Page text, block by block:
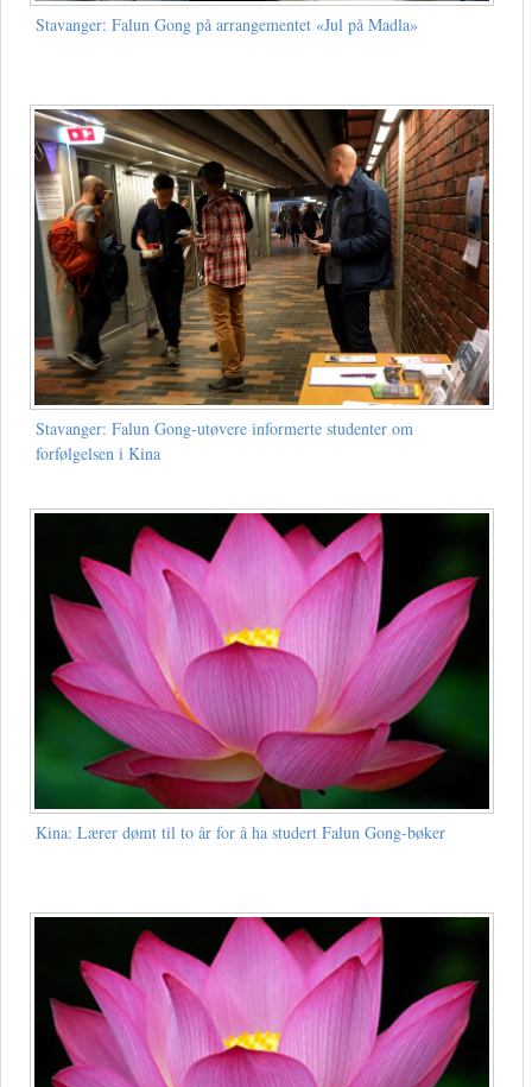
Stavanger: Falun Gong på arrangementet «Jul på Madla»
Stavanger: Falun Gong-utøvere informerte studenter om
forfølgelsen i Kina
Kina: Lærer dømt til to år for å ha studert Falun Gong-bøker